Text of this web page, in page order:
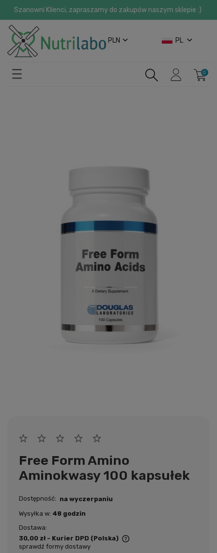
Szanowni Klienci, zapraszamy do zakupów naszym sklepie :)
PLN PL
Free Form Amino
Aminokwasy 100 kapsułek
Dostępność: na wyczerpaniu
Wysyłka w: 48 godzin
Dostawa:
30,00 zł - Kurier DPD (Polska)
Cena nie zawiera ewentualnych kosztów płatności
sprawdź formy dostawy